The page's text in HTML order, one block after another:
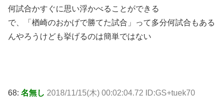
何試合かすぐに思い浮かべることができる
で、「楢崎のおかげで勝てた試合」って多分何試合もある
んやろうけども挙げるのは簡単ではない
68: 名無し 2018/11/15(木) 00:02:04.72 ID:GS+tuek70